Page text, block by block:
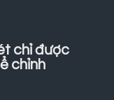
chỉ được
chỉnh